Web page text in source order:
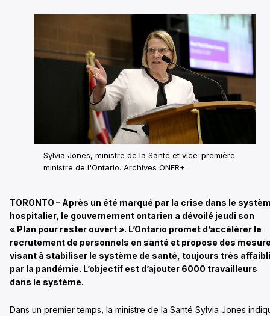
Sylvia Jones, ministre de la Santé et vice-première
ministre de l'Ontario. Archives ONFR+
TORONTO – Après un été marqué par la crise dans le
hospitalier, le gouvernement ontarien a dévoilé jeudi son
« Plan pour rester ouvert ». L’Ontario promet d’accélérer le
recrutement de personnels en santé et propose des
visant à stabiliser le système de santé, toujours très affaibli
par la pandémie. L’objectif est d’ajouter 6000 travailleurs
dans le système.
Dans un premier temps, la ministre de la Santé Sylvia Jones